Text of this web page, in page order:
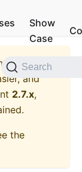
Show
Case
Search
- A
and
2.7.x,
the